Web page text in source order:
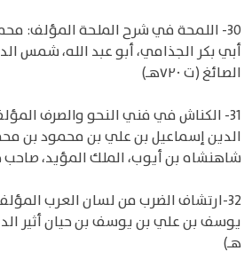
30- اللمحة في شرح الملحة المؤلف:
أبي بكر الجذامي، أبو عبد الله، شمس
الصائغ (ت ٧٢٠هـ)
31- الكناش في فني النحو والصرف
الدين إسماعيل بن علي بن محمود بن
شاهنشاه بن أيوب، الملك المؤيد، صاحب حماة
32-ارتشاف الضرب من لسان العرب
هـ)